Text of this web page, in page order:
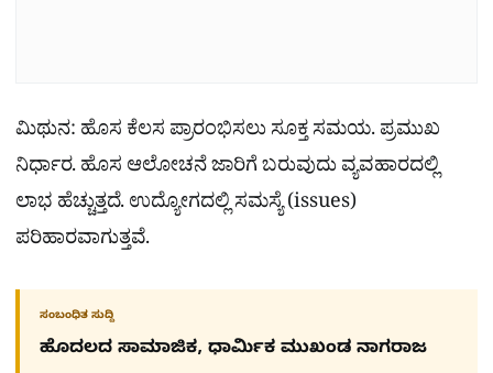
ಮಿಥುನ: ಹೊಸ ಕೆಲಸ ಪ್ರಾರಂಭಿಸಲು ಸೂಕ್ತ ಸಮಯ. ಪ್ರಮುಖ
ನಿರ್ಧಾರ. ಹೊಸ ಆಲೋಚನೆ ಜಾರಿಗೆ ಬರುವುದು ವ್ಯವಹಾರದಲ್ಲಿ
ಲಾಭ ಹೆಚ್ಚುತ್ತದೆ. ಉದ್ಯೋಗದಲ್ಲಿ ಸಮಸ್ಯೆ (issues)
ಪರಿಹಾರವಾಗುತ್ತವೆ.
ಸಂಬಂಧಿತ ಸುದ್ದಿ
ಹೊದಲದ ಸಾಮಾಜಿಕ, ಧಾರ್ಮಿಕ ಮುಖಂಡ ನಾಗರಾಜ